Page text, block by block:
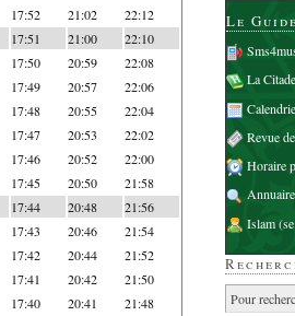
17:52 21:02 22:12
17:51 21:00 22:10
17:50 20:59 22:08
17:49 20:57 22:06
17:48 20:55 22:04
17:47 20:53 22:02
17:46 20:52 22:00
17:45 20:50 21:58
17:44 20:48 21:56
17:43 20:46 21:54
17:42 20:44 21:52
17:41 20:42 21:50
17:40 20:41 21:48
Le
La
Revue
Horaire
Islam